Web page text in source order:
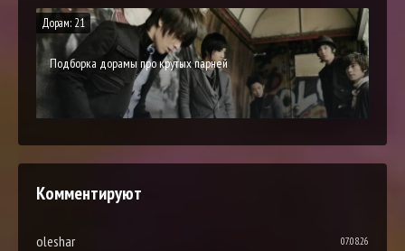
Дорам: 21
Подборка дорамы про крутых парней
Комментируют
oleshar 07.08.26